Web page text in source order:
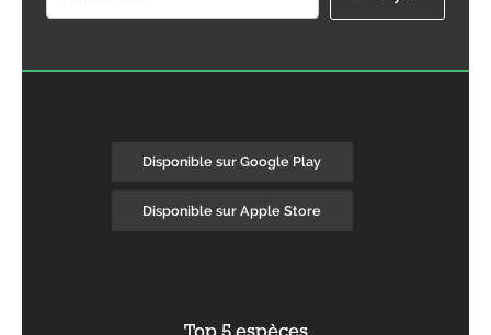
Disponible sur Google Play
Disponible sur Apple Store